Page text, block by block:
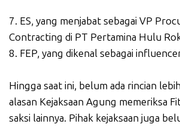
7. ES, yang menjabat sebagai VP
Contracting di PT Pertamina Hulu
8. FEP, yang dikenal sebagai
Hingga saat ini, belum ada rincian
alasan Kejaksaan Agung memeriksa
saksi lainnya. Pihak kejaksaan juga